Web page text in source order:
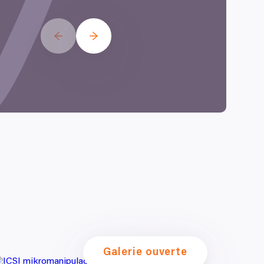
např. souborů cookie
Galerie ouverte